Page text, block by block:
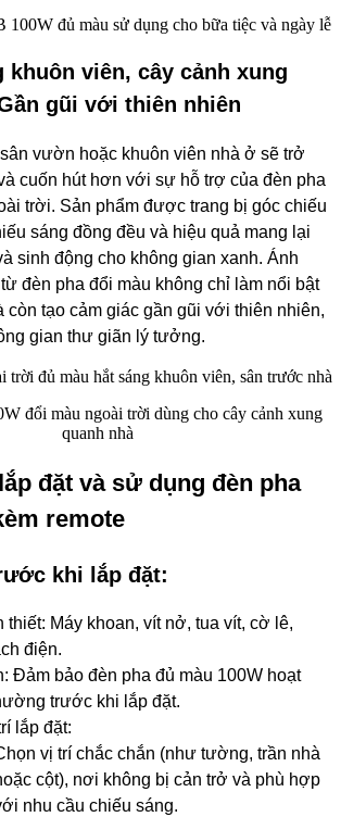
khuôn viên, cây cảnh xung
gũi với thiên nhiên
vườn hoặc khuôn viên nhà ở sẽ trở
cuốn hút hơn với sự hỗ trợ của đèn pha
trời. Sản phẩm được trang bị góc chiếu
sáng đồng đều và hiệu quả mang lại
sinh động cho không gian xanh. Ánh
đèn pha đổi màu không chỉ làm nổi bật
còn tạo cảm giác gần gũi với thiên nhiên,
gian thư giãn lý tưởng.
đặt và sử dụng đèn pha
remote
khi lắp đặt:
thiết: Máy khoan, vít nở, tua vít, cờ lê,
điện.
Đảm bảo đèn pha đủ màu 100W hoạt
trước khi lắp đặt.
lắp đặt:
vị trí chắc chắn (như tường, trần nhà
cột), nơi không bị cản trở và phù hợp
nhu cầu chiếu sáng.